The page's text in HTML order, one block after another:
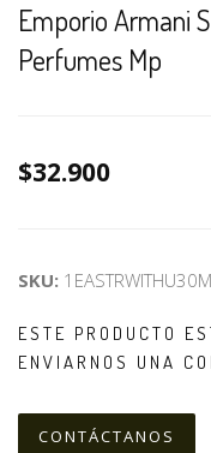
Emporio Armani
Perfumes Mp
$32.900
SKU:
ESTE PRODUCTO
ENVIARNOS UNA
CONTÁCTANOS